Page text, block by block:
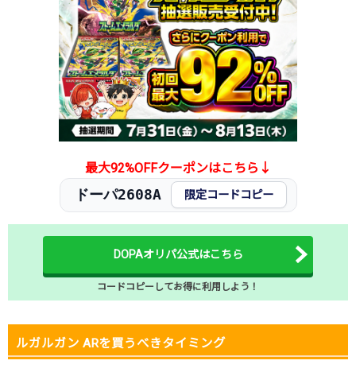
最大92%OFFクーポンはこちら↓
ドーパ2608A 限定コードコピー
DOPAオリパ公式はこちら
コードコピーしてお得に利用しよう！
ルガルガン ARを買うべきタイミング